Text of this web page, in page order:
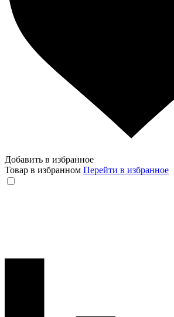
Добавить в избранное
Товар в избранном Перейти в избранное